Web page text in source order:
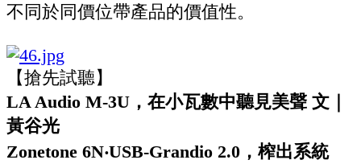
不同於同價位帶產品的價值性。
【搶先試聽】
LA Audio M-3U，在小瓦數中聽見美聲 文｜
黃谷光
Zonetone 6N‧USB-Grandio 2.0，榨出系統